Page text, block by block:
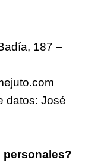
187 –
datos: José
personales?